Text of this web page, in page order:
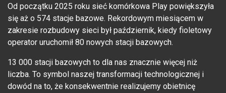
Od początku 2025 roku sieć komórkowa Play powiększyła
się aż o 574 stacje bazowe. Rekordowym miesiącem w
zakresie rozbudowy sieci był październik, kiedy fioletowy
operator uruchomił 80 nowych stacji bazowych.
13 000 stacji bazowych to dla nas znacznie więcej niż
liczba. To symbol naszej transformacji technologicznej i
dowód na to, że konsekwentnie realizujemy obietnicę